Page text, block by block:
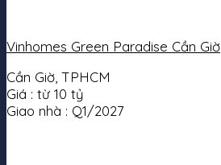
Vinhomes Green Paradise Cần Giờ
Cần Giờ, TPHCM
Giá : từ 10 tỷ
Giao nhà : Q1/2027